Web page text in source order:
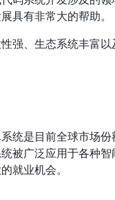
具有非常大的帮助。
强、生态系统丰富
统是目前全球市场
被广泛应用于各种
就业机会。